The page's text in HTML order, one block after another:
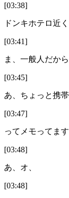
[03:38]
ドンキホテロ近
[03:41]
ま、一般人だか
[03:45]
あ、ちょっと携
[03:47]
ってメモってます
[03:48]
あ、オ、
[03:48]